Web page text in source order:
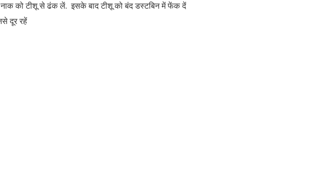
को टीशू से ढंक लें. इसके बाद टीशू को बंद डस्टबिन में फेंक दें
दूर रहें